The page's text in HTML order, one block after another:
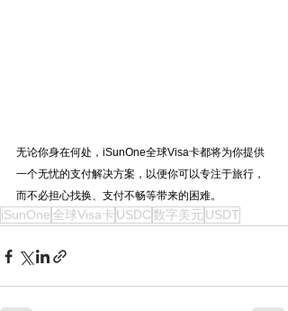
无论你身在何处，iSunOne全球Visa卡都将为你提供
一个无忧的支付解决方案，以便你可以专注于旅行，
而不必担心找换、支付不畅等带来的困难。
iSunOne 全球Visa卡 USDC 数字美元 USDT